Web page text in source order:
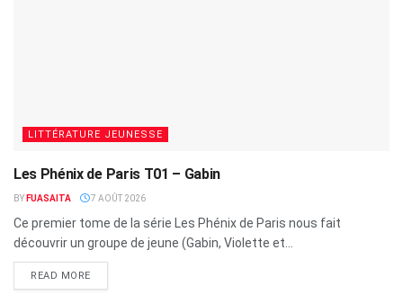
LITTÉRATURE JEUNESSE
Les Phénix de Paris T01 – Gabin
BY FUASAITA 7 AOÛT 2026
Ce premier tome de la série Les Phénix de Paris nous fait
découvrir un groupe de jeune (Gabin, Violette et...
READ MORE